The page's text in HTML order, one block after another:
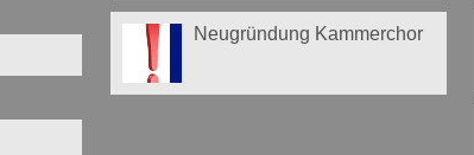
Neugründung Kammerchor